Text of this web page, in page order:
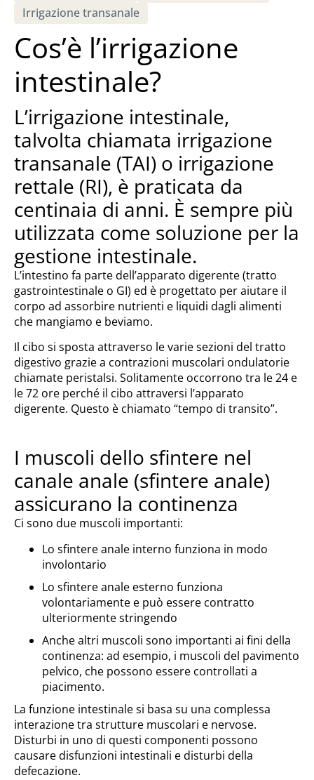
Irrigazione transanale
Cos’è l’irrigazione
intestinale?
L’irrigazione intestinale,
talvolta chiamata irrigazione
transanale (TAI) o irrigazione
rettale (RI), è praticata da
centinaia di anni. È sempre più
utilizzata come soluzione per la
gestione intestinale.
L’intestino fa parte dell’apparato digerente (tratto
gastrointestinale o GI) ed è progettato per aiutare il
corpo ad assorbire nutrienti e liquidi dagli alimenti
che mangiamo e beviamo.
Il cibo si sposta attraverso le varie sezioni del tratto
digestivo grazie a contrazioni muscolari ondulatorie
chiamate peristalsi. Solitamente occorrono tra le 24 e
le 72 ore perché il cibo attraversi l’apparato
digerente. Questo è chiamato “tempo di transito”.
I muscoli dello sfintere nel
canale anale (sfintere anale)
assicurano la continenza
Ci sono due muscoli importanti:
Lo sfintere anale interno funziona in modo
involontario
Lo sfintere anale esterno funziona
volontariamente e può essere contratto
ulteriormente stringendo
Anche altri muscoli sono importanti ai fini della
continenza: ad esempio, i muscoli del pavimento
pelvico, che possono essere controllati a
piacimento.
La funzione intestinale si basa su una complessa
interazione tra strutture muscolari e nervose.
Disturbi in uno di questi componenti possono
causare disfunzioni intestinali e disturbi della
defecazione.